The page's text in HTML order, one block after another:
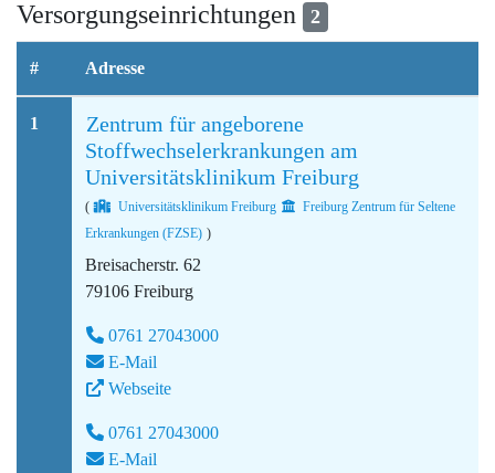
Versorgungseinrichtungen 2
# Adresse
1
Zentrum für angeborene
Stoffwechselerkrankungen am
Universitätsklinikum Freiburg
( Universitätsklinikum Freiburg
Freiburg Zentrum für Seltene
Erkrankungen (FZSE) )
Breisacherstr. 62
79106 Freiburg
0761 27043000
E-Mail
Webseite
0761 27043000
E-Mail